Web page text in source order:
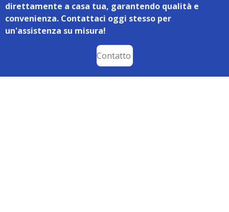
direttamente a casa tua, garantendo qualità e
convenienza. Contattaci oggi stesso per
un'assistenza su misura!
Contatto